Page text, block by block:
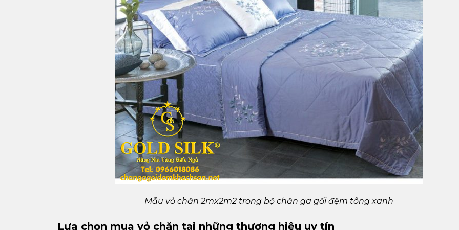
Mẫu vỏ chăn 2mx2m2 trong bộ chăn ga gối đệm tông xanh
Lựa chọn mua vỏ chăn tại những thương hiệu uy tín